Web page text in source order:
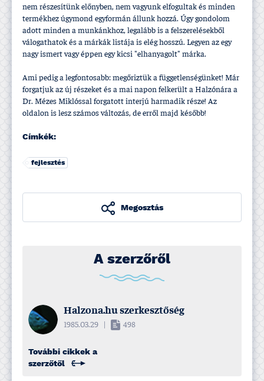
nem részesí­tünk előnyben, nem vagyunk elfogultak és minden
termékhez úgymond egyformán állunk hozzá. Úgy gondolom
adott minden a munkánkhoz, legalább is a felszerelésekből
válogathatok és a márkák listája is elég hosszú. Legyen az egy
nagy ismert vagy éppen egy kicsi "elhanyagolt" márka.
Ami pedig a legfontosabb: megőriztük a függetlenségünket! Már
forgatjuk az új részeket és a mai napon felkerült a Halzónára a
Dr. Mézes Miklóssal forgatott interjú harmadik része! Az
oldalon is lesz számos változás, de erről majd később!
Címkék:
fejlesztés
Megosztás
A szerzőről
Halzona.hu szerkesztőség
1985.03.29 498
További cikkek a
szerzőtől